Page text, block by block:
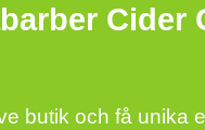
Cider
butik och få unika